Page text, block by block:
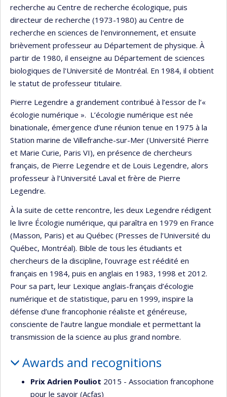
recherche au Centre de recherche écologique, puis
directeur de recherche (1973-1980) au Centre de
recherche en sciences de l'environnement, et ensuite
brièvement professeur au Département de physique. À
partir de 1980, il enseigne au Département de sciences
biologiques de l'Université de Montréal. En 1984, il obtient
le statut de professeur titulaire.
Pierre Legendre a grandement contribué à l’essor de l’«
écologie numérique ». L’écologie numérique est née
binationale, émergence d’une réunion tenue en 1975 à la
Station marine de Villefranche-sur-Mer (Université Pierre
et Marie Curie, Paris VI), en présence de chercheurs
français, de Pierre Legendre et de Louis Legendre, alors
professeur à l’Université Laval et frère de Pierre
Legendre.
À la suite de cette rencontre, les deux Legendre rédigent
le livre Écologie numérique, qui paraîtra en 1979 en France
(Masson, Paris) et au Québec (Presses de l’Université du
Québec, Montréal). Bible de tous les étudiants et
chercheurs de la discipline, l’ouvrage est réédité en
français en 1984, puis en anglais en 1983, 1998 et 2012.
Pour sa part, leur Lexique anglais-français d’écologie
numérique et de statistique, paru en 1999, inspire la
défense d’une francophonie réaliste et généreuse,
consciente de l’autre langue mondiale et permettant la
transmission de la science au plus grand nombre.
Awards and recognitions
Prix Adrien Pouliot 2015 - Association francophone
pour le savoir (Acfas)